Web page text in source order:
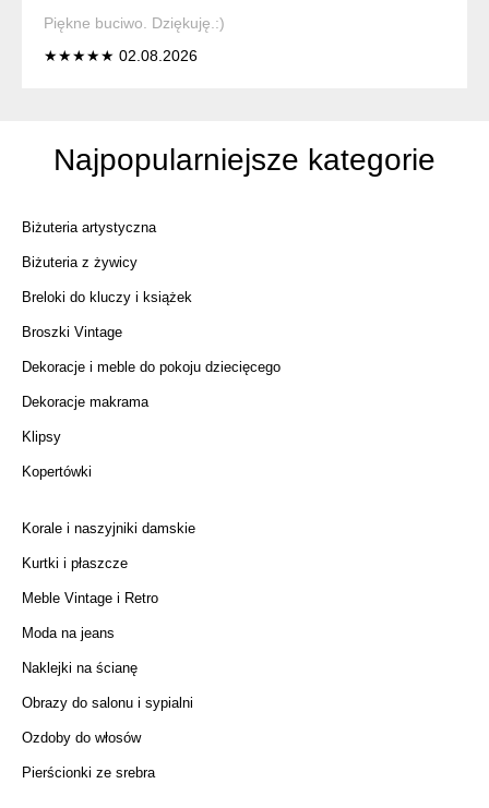
Piękne buciwo. Dziękuję.:)
★★★★★ 02.08.2026
Najpopularniejsze kategorie
Biżuteria artystyczna
Biżuteria z żywicy
Breloki do kluczy i książek
Broszki Vintage
Dekoracje i meble do pokoju dziecięcego
Dekoracje makrama
Klipsy
Kopertówki
Korale i naszyjniki damskie
Kurtki i płaszcze
Meble Vintage i Retro
Moda na jeans
Naklejki na ścianę
Obrazy do salonu i sypialni
Ozdoby do włosów
Pierścionki ze srebra